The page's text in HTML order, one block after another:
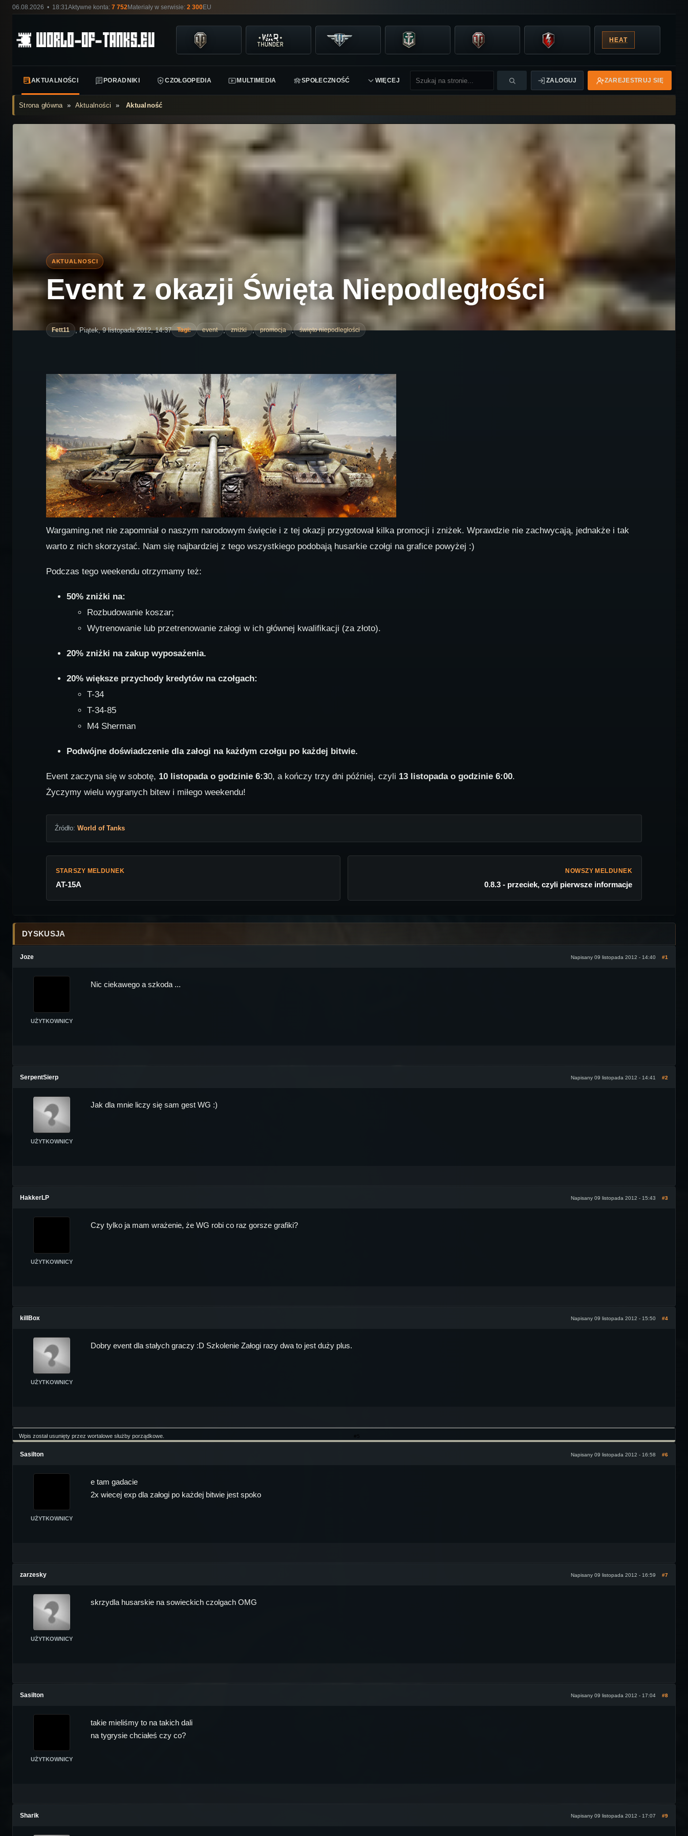
06.08.2026 • 18:31 Aktywne konta: 7 752Materiały w serwisie: 2 300EU
HEAT
AKTUALNOŚCI PORADNIKI CZOŁGOPEDIA MULTIMEDIA SPOŁECZNOŚĆ WIĘCEJ ZALOGUJ ZAREJESTRUJ SIĘ
Strona główna» Aktualności »Aktualność
Event z okazji Święta Niepodległości
Fett11 , Piątek, 9 listopada 2012, 14:37 Tagi: event , zniżki , promocja , święto niepodległości
Wargaming.net nie zapomniał o naszym narodowym święcie i z tej okazji przygotował kilka promocji i zniżek. Wprawdzie nie zachwycają, jednakże i tak
warto z nich skorzystać. Nam się najbardziej z tego wszystkiego podobają husarkie czołgi na grafice powyżej :)
Podczas tego weekendu otrzymamy też:
50% zniżki na:
Rozbudowanie koszar;
Wytrenowanie lub przetrenowanie załogi w ich głównej kwalifikacji (za złoto).
20% zniżki na zakup wyposażenia.
20% większe przychody kredytów na czołgach:
T-34
T-34-85
M4 Sherman
Podwójne doświadczenie dla załogi na każdym czołgu po każdej bitwie.
Event zaczyna się w sobotę, 10 listopada o godzinie 6:30, a kończy trzy dni później, czyli 13 listopada o godzinie 6:00.
Życzymy wielu wygranych bitew i miłego weekendu!
Źródło: World of Tanks
STARSZY MELDUNEK
AT-15A
NOWSZY MELDUNEK
0.8.3 - przeciek, czyli pierwsze informacje
DYSKUSJA
Joze Napisany 09 listopada 2012 - 14:40 #1
UŻYTKOWNICY
Nic ciekawego a szkoda ...
SerpentSierp Napisany 09 listopada 2012 - 14:41 #2
UŻYTKOWNICY
Jak dla mnie liczy się sam gest WG :)
HakkerLP Napisany 09 listopada 2012 - 15:43 #3
UŻYTKOWNICY
Czy tylko ja mam wrażenie, że WG robi co raz gorsze grafiki?
killBox Napisany 09 listopada 2012 - 15:50 #4
UŻYTKOWNICY
Dobry event dla stałych graczy :D Szkolenie Załogi razy dwa to jest duży plus.
Wpis został usunięty przez wortalowe służby porządkowe. #5
Sasilton Napisany 09 listopada 2012 - 16:58 #6
UŻYTKOWNICY
e tam gadacie
2x wiecej exp dla załogi po każdej bitwie jest spoko
zarzesky Napisany 09 listopada 2012 - 16:59 #7
UŻYTKOWNICY
skrzydla husarskie na sowieckich czolgach OMG
Sasilton Napisany 09 listopada 2012 - 17:04 #8
UŻYTKOWNICY
takie mieliśmy to na takich dali
na tygrysie chciałeś czy co?
Sharik Napisany 09 listopada 2012 - 17:07 #9